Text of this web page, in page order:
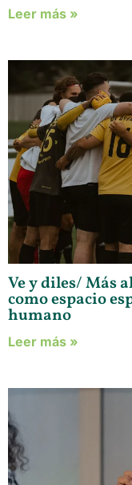
Leer más »
Ve y diles/ Más
como espacio
humano
Leer más »